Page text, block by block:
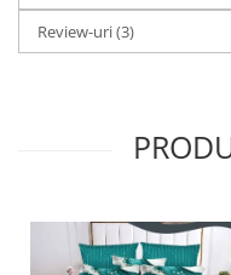
Review-uri(3)